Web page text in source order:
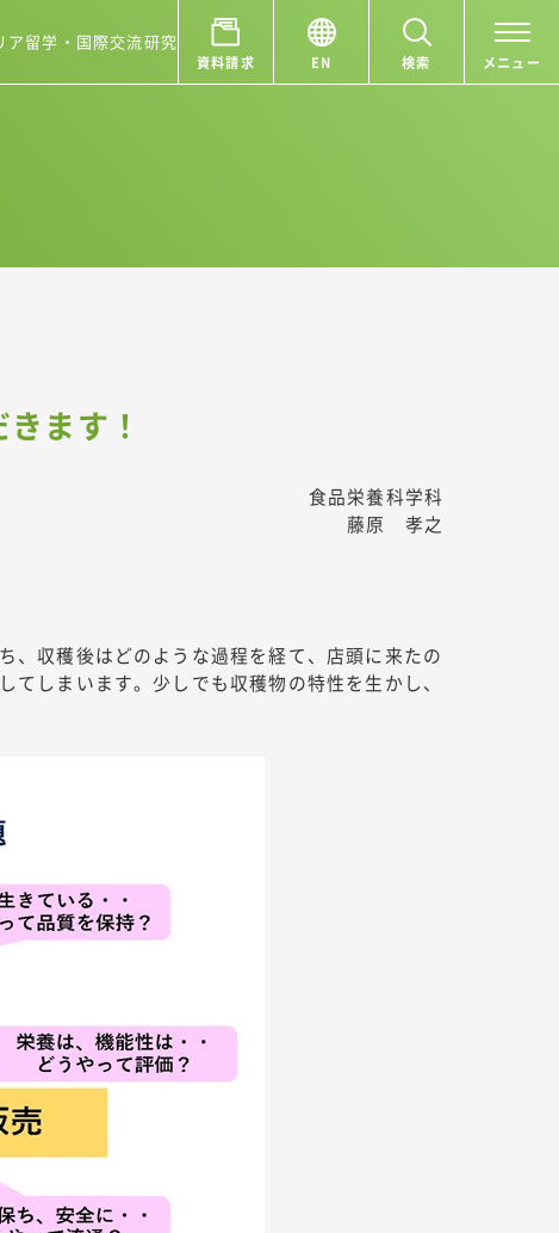
ア留学・国際交流研究
資料請求 EN 検索 メニュー
ます！
食品栄養科学科
藤原 孝之
、収穫後はどのような過程を経て、店頭に来たの
しまいます。少しでも収穫物の特性を生かし、